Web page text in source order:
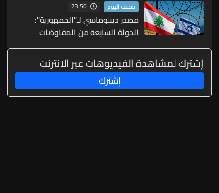
صحف اليوم 23:50
مصدر ديبلوماسي لـ"الجمهورية":
الجولة السابعة من المفاوضات
كشفت أنّ الخلاف لم يعُد محصوراً
بمسألة الانسحاب الإسرائيلي
إشترك لمشاهدة الفيديوهات عبر الانترنت
إشترك